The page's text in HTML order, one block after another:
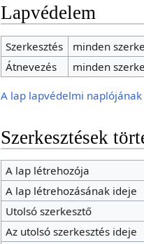
Lapvédelem
Szerkesztés
minden
Átnevezés
minden
A lap lapvédelmi
Szerkesztések
A lap létrehozója
A lap létrehozásának ideje
Utolsó szerkesztő
Az utolsó szerkesztés ideje